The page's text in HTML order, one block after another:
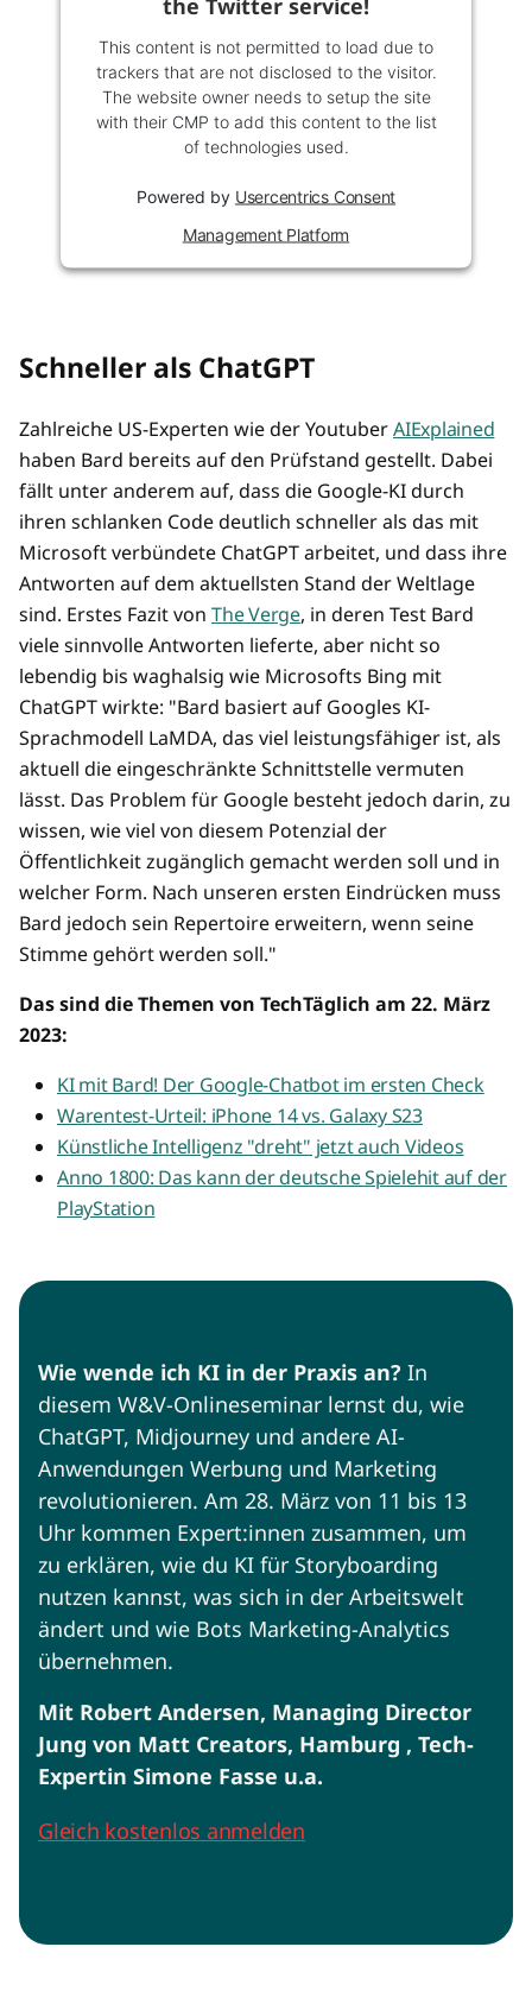
This content is not permitted to load due to
trackers that are not disclosed to the visitor.
The website owner needs to setup the site
with their CMP to add this content to the list
of technologies used.
Powered by Usercentrics Consent
Management Platform
Schneller als ChatGPT
Zahlreiche US-Experten wie der YoutuberAIExplained
haben Bard bereits auf den Prüfstand gestellt. Dabei
fällt unter anderem auf, dass die Google-KI durch
ihren schlanken Code deutlich schneller als das mit
Microsoft verbündete ChatGPT arbeitet, und dass ihre
Antworten auf dem aktuellsten Stand der Weltlage
sind. Erstes Fazit von The Verge, in deren Test Bard
viele sinnvolle Antworten lieferte, aber nicht so
lebendig bis waghalsig wie Microsofts Bing mit
ChatGPT wirkte: "Bard basiert auf Googles KI-
Sprachmodell LaMDA, das viel leistungsfähiger ist, als
aktuell die eingeschränkte Schnittstelle vermuten
lässt. Das Problem für Google besteht jedoch darin, zu
wissen, wie viel von diesem Potenzial der
Öffentlichkeit zugänglich gemacht werden soll und in
welcher Form. Nach unseren ersten Eindrücken muss
Bard jedoch sein Repertoire erweitern, wenn seine
Stimme gehört werden soll."
Das sind die Themen von TechTäglich am 22. März
2023:
KI mit Bard! Der Google-Chatbot im ersten Check
Warentest-Urteil: iPhone 14 vs. Galaxy S23
Künstliche Intelligenz "dreht" jetzt auch Videos
Anno 1800: Das kann der deutsche Spielehit auf der
PlayStation
Wie wende ich KI in der Praxis an? In
diesem W&V-Onlineseminar lernst du, wie
ChatGPT, Midjourney und andere AI-
Anwendungen Werbung und Marketing
revolutionieren. Am 28. März von 11 bis 13
Uhr kommen Expert:innen zusammen, um
zu erklären, wie du KI für Storyboarding
nutzen kannst, was sich in der Arbeitswelt
ändert und wie Bots Marketing-Analytics
übernehmen.
Mit Robert Andersen, Managing Director
Jung von Matt Creators, Hamburg , Tech-
Expertin Simone Fasse u.a.
Gleich kostenlos anmelden